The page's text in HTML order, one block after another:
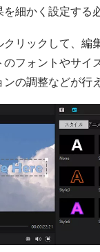
細かく設定する
リックして、編
フォントやサイ
の調整などが行